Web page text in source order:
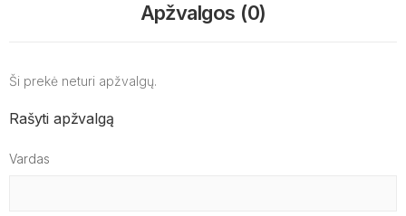
Apžvalgos (0)
Ši prekė neturi apžvalgų.
Rašyti apžvalgą
Vardas